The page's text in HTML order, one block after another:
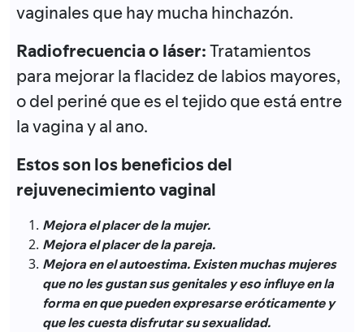
vaginales que hay mucha hinchazón.
Radiofrecuencia o láser:Tratamientos
para mejorar la flacidez de labios mayores,
o del periné que es el tejido que está entre
la vagina y al ano.
Estos son los beneficios del
rejuvenecimiento vaginal
Mejora el placer de la mujer.
Mejora el placer de la pareja.
Mejora en el autoestima. Existen muchas mujeres
que no les gustan sus genitales y eso influye en la
forma en que pueden expresarse eróticamente y
que les cuesta disfrutar su sexualidad.